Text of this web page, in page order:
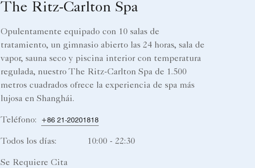
The Ritz-Carlton Spa
Opulentamente equipado con 10 salas de
tratamiento, un gimnasio abierto las 24 horas, sala de
vapor, sauna seco y piscina interior con temperatura
regulada, nuestro The Ritz-Carlton Spa de 1.500
metros cuadrados ofrece la experiencia de spa más
lujosa en Shanghái.
Teléfono: +86 21-20201818
Todos los días: 10:00 - 22:30
Se Requiere Cita